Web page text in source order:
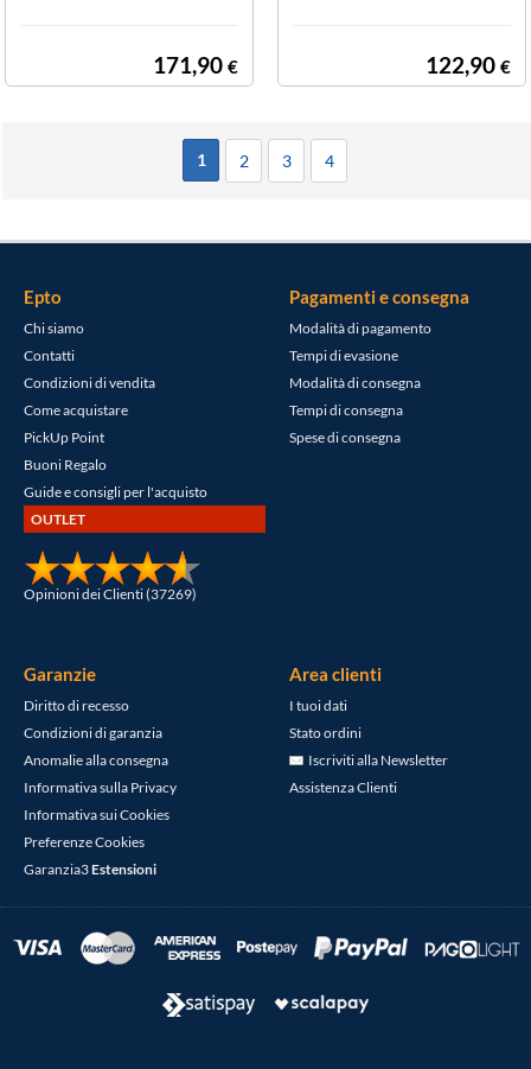
171,90 € 122,90 €
1 2 3 4
Epto
Chi siamo
Contatti
Condizioni di vendita
Come acquistare
PickUp Point
Buoni Regalo
Guide e consigli per l'acquisto
OUTLET
Opinioni dei Clienti (37269)
Pagamenti e consegna
Modalità di pagamento
Tempi di evasione
Modalità di consegna
Tempi di consegna
Spese di consegna
Garanzie
Diritto di recesso
Condizioni di garanzia
Anomalie alla consegna
Informativa sulla Privacy
Informativa sui Cookies
Preferenze Cookies
Garanzia3Estensioni
Area clienti
I tuoi dati
Stato ordini
Iscriviti alla Newsletter
Assistenza Clienti